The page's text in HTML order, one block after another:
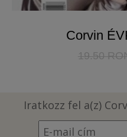
Corvin
19.50
Iratkozz fel a(z)